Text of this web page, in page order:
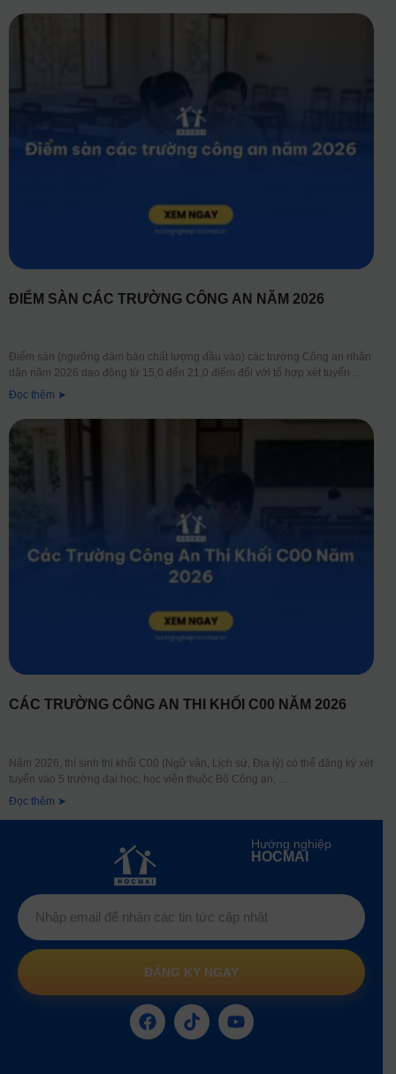
ĐIỂM SÀN CÁC TRƯỜNG CÔNG AN NĂM 2026
Điểm sàn (ngưỡng đảm bảo chất lượng đầu vào) các trường Công an nhân
dân năm 2026 dao động từ 15,0 đến 21,0 điểm đối với tổ hợp xét tuyển
Đọc thêm ➤
CÁC TRƯỜNG CÔNG AN THI KHỐI C00 NĂM 2026
Năm 2026, thí sinh thi khối C00 (Ngữ văn, Lịch sử, Địa lý) có thể đăng ký xét
tuyển vào 5 trường đại học, học viện thuộc Bộ Công an,
Đọc thêm ➤
Hướng nghiệp
HOCMAI
ĐĂNG KÝ NGAY